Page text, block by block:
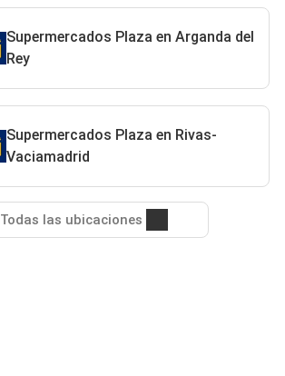
Supermercados Plaza en Arganda del
Rey
Supermercados Plaza en Rivas-
Vaciamadrid
Todas las ubicaciones